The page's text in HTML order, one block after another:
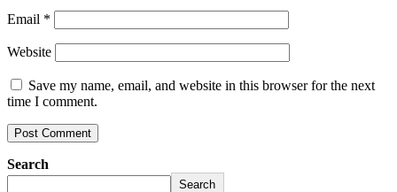
Email *
Website
Save my name, email, and website in this browser for the next
time I comment.
Search
Search